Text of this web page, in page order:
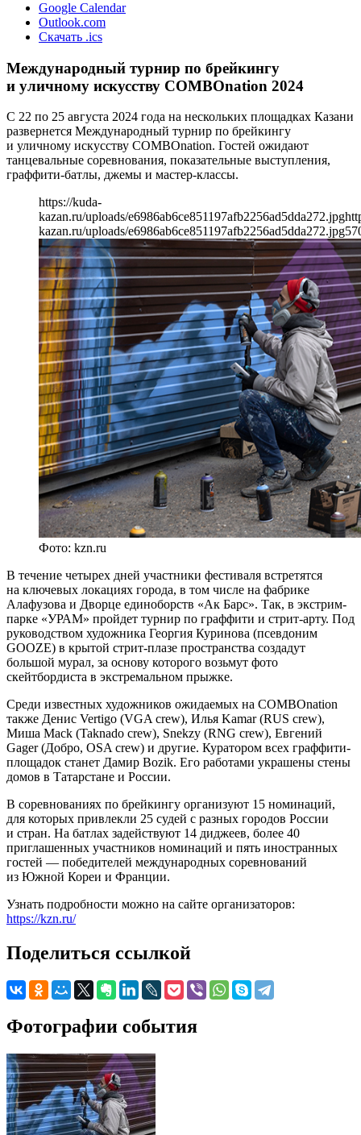
Google Calendar
Outlook.com
Скачать .ics
Международный турнир по брейкингу
и уличному искусству COMBOnation 2024
С 22 по 25 августа 2024 года на нескольких площадках Казани
развернется Международный турнир по брейкингу
и уличному искусству COMBOnation. Гостей ожидают
танцевальные соревнования, показательные выступления,
граффити-батлы, джемы и мастер-классы.
https://kuda-
kazan.ru/uploads/e6986ab6ce851197afb2256ad5dda272.jpg
kazan.ru/uploads/e6986ab6ce851197afb2256ad5dda272.jpg
Фото: kzn.ru
В течение четырех дней участники фестиваля встретятся
на ключевых локациях города, в том числе на фабрике
Алафузова и Дворце единоборств «Ак Барс». Так, в экстрим-
парке «УРАМ» пройдет турнир по граффити и стрит-арту. Под
руководством художника Георгия Куринова (псевдоним
GOOZE) в крытой стрит-плазе пространства создадут
большой мурал, за основу которого возьмут фото
скейтбордиста в экстремальном прыжке.
Среди известных художников ожидаемых на COMBOnation
также Денис Vertigo (VGA crew), Илья Kamar (RUS crew),
Миша Mack (Taknado crew), Snekzy (RNG crew), Евгений
Gager (Добро, OSA crew) и другие. Куратором всех граффити-
площадок станет Дамир Bozik. Его работами украшены стены
домов в Татарстане и России.
В соревнованиях по брейкингу организуют 15 номинаций,
для которых привлекли 25 судей с разных городов России
и стран. На батлах задействуют 14 диджеев, более 40
приглашенных участников номинаций и пять иностранных
гостей — победителей международных соревнований
из Южной Кореи и Франции.
Узнать подробности можно на сайте организаторов:
https://kzn.ru/
Поделиться ссылкой
Фотографии события